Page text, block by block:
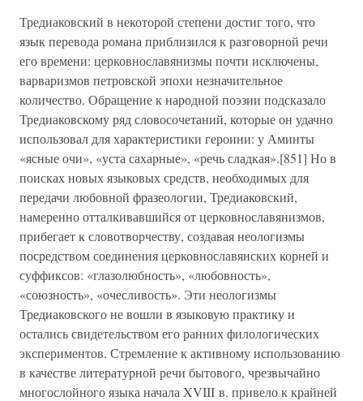
Тредиаковский в некоторой степени достиг того, что
язык перевода романа приблизился к разговорной речи
его времени: церковнославянизмы почти исключены,
варваризмов петровской эпохи незначительное
количество. Обращение к народной поэзии подсказало
Тредиаковскому ряд словосочетаний, которые он удачно
использовал для характеристики героини: у Аминты
«ясные очи», «уста сахарные», «речь сладкая».[851] Но в
поисках новых языковых средств, необходимых для
передачи любовной фразеологии, Тредиаковский,
намеренно отталкивавшийся от церковнославянизмов,
прибегает к словотворчеству, создавая неологизмы
посредством соединения церковнославянских корней и
суффиксов: «глазолюбность», «любовность»,
«союзность», «очесливость». Эти неологизмы
Тредиаковского не вошли в языковую практику и
остались свидетельством его ранних филологических
экспериментов. Стремление к активному использованию
в качестве литературной речи бытового, чрезвычайно
многослойного языка начала XVIII в. привело к крайней